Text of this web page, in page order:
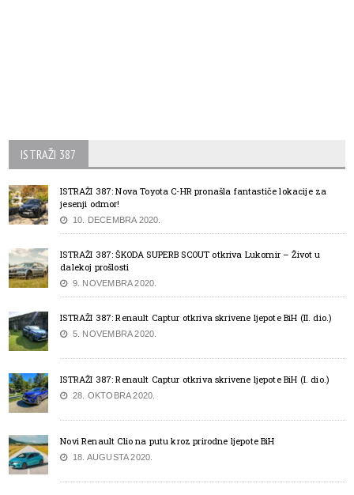
ISTRAŽI 387
ISTRAŽI 387: Nova Toyota C-HR pronašla fantastiče lokacije za
jesenji odmor!
10. DECEMBRA 2020.
ISTRAŽI 387: ŠKODA SUPERB SCOUT otkriva Lukomir – Život u
dalekoj prošlosti
9. NOVEMBRA 2020.
ISTRAŽI 387: Renault Captur otkriva skrivene ljepote BiH (II. dio.)
5. NOVEMBRA 2020.
ISTRAŽI 387: Renault Captur otkriva skrivene ljepote BiH (I. dio.)
28. OKTOBRA 2020.
Novi Renault Clio na putu kroz prirodne ljepote BiH
18. AUGUSTA 2020.